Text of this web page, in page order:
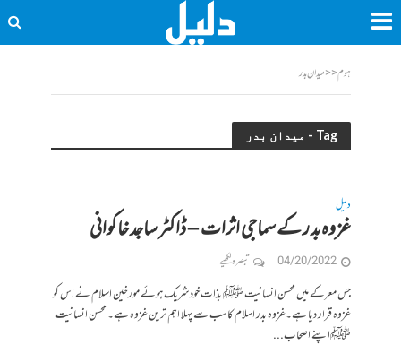
ہوم<<میدان بدر
Tag - میدان بدر
دلیل
غزوہ بد ر کے سماجی اثرات – ڈاکٹر ساجد خاکوانی
04/20/2022 تبصرہ لکھیے
جس معرکے میں محسن انسانیت ﷺ بذات خود شریک ہوئے مورخین اسلام نے اس کو
غزوہ قرار دیا ہے۔غزوہ بدر اسلام کا سب سے پہلا اہم ترین غزوہ ہے۔ محسن انسانیت
ﷺاپنے اصحاب...